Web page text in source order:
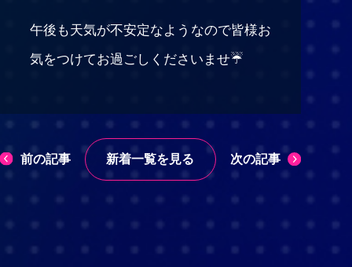
午後も天気が不安定なようなので皆様お
気をつけてお過ごしくださいませ☔
前の記事 新着一覧を見る 次の記事